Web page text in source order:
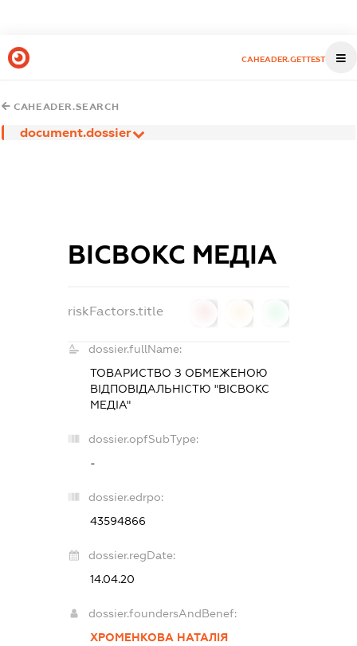
CAHEADER.GETTEST
CAHEADER.SEARCH
document.dossier
ВІСВОКС МЕДІА
riskFactors.title
dossier.fullName:
ТОВАРИСТВО З ОБМЕЖЕНОЮ
ВІДПОВІДАЛЬНІСТЮ "ВІСВОКС
МЕДІА"
dossier.opfSubType:
-
dossier.edrpo:
43594866
dossier.regDate:
14.04.20
dossier.foundersAndBenef:
ХРОМЕНКОВА НАТАЛІЯ